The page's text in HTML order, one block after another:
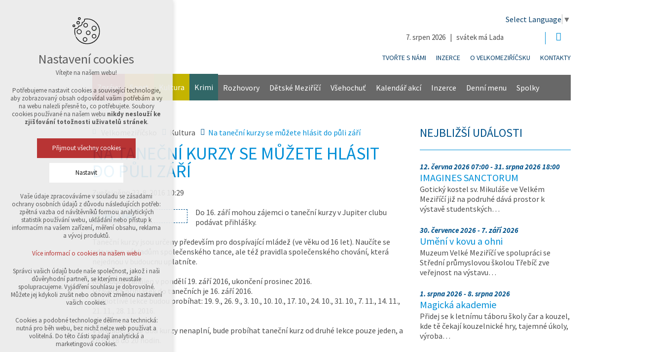
Select Language ▼
7. srpen 2026 | svátek má Lada
TVOŘTE S NÁMI INZERCE O VELKOMEZIŘÍČSKU KONTAKTY
Zprávy Sport Kultura Krimi Rozhovory Dětské Meziříčí Všehochuť Kalendář akcí Inzerce Denní menu Spolky
Kultura Na taneční kurzy se můžete hlásit do půli září
NA TANEČNÍ KURZY SE MŮŽETE HLÁSIT
DO PŮLI ZÁŘÍ
Zveřejněno 23. 8. 2016 10:29
Do 16. září mohou zájemci o taneční kurzy v Jupiter clubu
podávat přihlášky.
Taneční kurzy jsou určeny především pro dospívající mládež (ve věku od 16 let). Naučíte se
zde nejen základům společenského tance, ale též pravidla společenského chování, která
nejednou v budoucnu uplatníte.
Kurz bude zahájen v pondělí 19. září 2016, ukončení prosinec 2016.
Uzávěrka přihlášek do tanečních je 16. září 2016.
Jednotlivé lekce budou probíhat: 19. 9., 26. 9., 3. 10., 10. 10., 17. 10., 24. 10., 31. 10., 7. 11., 14. 11.,
V případě, že se oba kurzy nenaplní, bude probíhat taneční kurz od druhé lekce pouze jeden, a
to od 18 do 20 hodin.
NEJBLIŽŠÍ UDÁLOSTI
12. června 2026 07:00 - 31. srpna 2026 18:00
IMAGINES SANCTORUM
Gotický kostel sv. Mikuláše ve Velkém
Meziříčí již na podruhé dává prostor k
výstavě studentských…
30. července 2026 - 7. září 2026
Umění v kovu a ohni
Muzeum Velké Meziříčí ve spolupráci se
Střední průmyslovou školou Třebíč zve
veřejnost na výstavu…
1. srpna 2026 - 8. srpna 2026
Magická akademie
Přidej se k letnímu táboru školy čar a kouzel,
kde tě čekají kouzelnické hry, tajemné úkoly,
výroba…
Nastavení cookies
Vítejte na našem webu!
Potřebujeme nastavit cookies a související technologie,
aby zobrazovaný obsah odpovídal vašim potřebám a vy
na webu nalezli přesně to, co potřebujete. Soubory
cookies používané na našem webu nikdy neslouží ke
zjišťování totožnosti uživatelů stránek.
Přijmout všechny cookies
Nastavit
Technická cookies
nutná pro provozování webu
udržení kontextu stránek (session): případná
přihlášení, volby jazyka, apod.
analytická pro anonymizované vyhodnocení
návštěvnosti
marketingová cookies (Google,Sklik)
Více informací o cookies na našem webu
Přijmout všechny cookies
Odmítnout vše
Vaše údaje zpracováváme v souladu se zásadami
ochrany osobních údajů z důvodu následujících potřeb:
zpětná vazba od návštěvníků formou analytických
statistik používání webu, ukládání nebo přístup k
informacím na vašem zařízení, měření obsahu, reklama
a vývoj produktů.
Více informací o cookies na našem webu
Správci vašich údajů bude naše společnost, jakož i naši
důvěryhodní partneři, se kterými neustále
spolupracujeme. Vyjádření souhlasu je dobrovolné.
Můžete jej kdykoli zrušit nebo obnovit změnou nastavení
vašich cookies.
Cookies a podobné technologie dělíme na technická:
nutná pro běh webu, bez nichž nelze web používat a
volitelná. Do této části spadají analytická a
marketingová cookies.